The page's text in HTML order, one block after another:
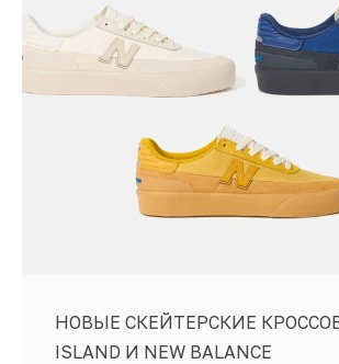
НОВЫЕ СКЕЙТЕРСКИЕ
ISLAND И NEW BALANCE